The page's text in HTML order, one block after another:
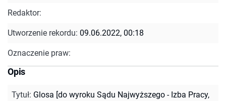
Redaktor:
Utworzenie rekordu: 09.06.2022, 00:18
Oznaczenie praw:
Opis
Tytuł: Glosa [do wyroku Sądu Najwyższego - Izba Pracy,